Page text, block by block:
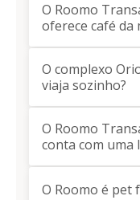
O Roomo
oferece café da
O complexo
viaja sozinho?
O Roomo
conta com uma
O Roomo é pet